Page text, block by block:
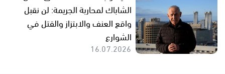
الشاباك لمحاربة الجريمة: لن نقبل
واقع العنف والابتزاز والقتل في
الشوارع
16.07.2026